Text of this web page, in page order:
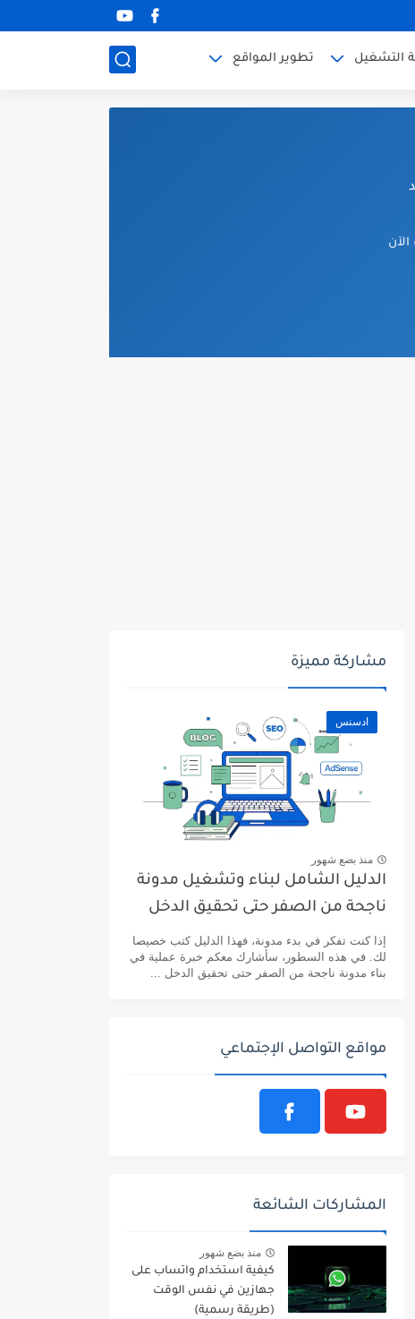
التشغيل تطوير المواقع
مشاركة مميزة
ادسنس
منذ بضع شهور
الدليل الشامل لبناء وتشغيل مدونة
ناجحة من الصفر حتى تحقيق الدخل
إذا كنت تفكر في بدء مدونة، فهذا الدليل كتب خصيصا
لك. في هذه السطور، سأشارك معكم خبرة عملية في
بناء مدونة ناجحة من الصفر حتى تحقيق الدخل ...
مواقع التواصل الإجتماعي
المشاركات الشائعة
منذ بضع شهور
كيفية استخدام واتساب على
جهازين في نفس الوقت
(طريقة رسمية)